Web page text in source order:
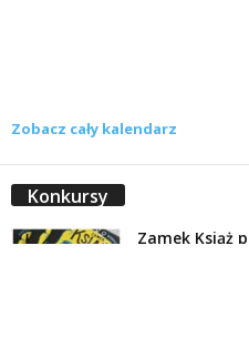
Zobacz cały kalendarz
Konkursy
Zamek Książ